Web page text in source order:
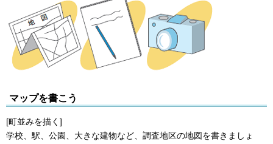
マップを書こう
[町並みを描く]
学校、駅、公園、大きな建物など、調査地区の地図を書きましょ